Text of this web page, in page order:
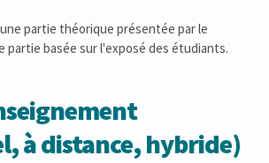
partie théorique présentée par le
partie basée sur l'exposé des étudiants.
à distance, hybride)